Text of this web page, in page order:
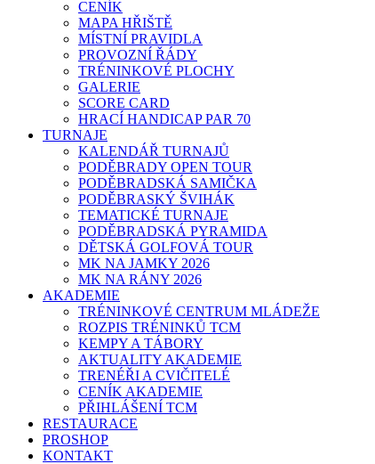
CENÍK
MAPA HŘIŠTĚ
MÍSTNÍ PRAVIDLA
PROVOZNÍ ŘÁDY
TRÉNINKOVÉ PLOCHY
GALERIE
SCORE CARD
HRACÍ HANDICAP PAR 70
TURNAJE
KALENDÁŘ TURNAJŮ
PODĚBRADY OPEN TOUR
PODĚBRADSKÁ SAMIČKA
PODĚBRASKÝ ŠVIHÁK
TEMATICKÉ TURNAJE
PODĚBRADSKÁ PYRAMIDA
DĚTSKÁ GOLFOVÁ TOUR
MK NA JAMKY 2026
MK NA RÁNY 2026
AKADEMIE
TRÉNINKOVÉ CENTRUM MLÁDEŽE
ROZPIS TRÉNINKŮ TCM
KEMPY A TÁBORY
AKTUALITY AKADEMIE
TRENÉŘI A CVIČITELÉ
CENÍK AKADEMIE
PŘIHLÁŠENÍ TCM
RESTAURACE
PROSHOP
KONTAKT